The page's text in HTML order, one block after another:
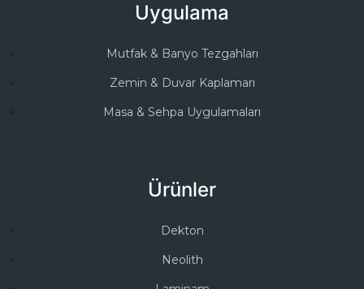
Uygulama
Mutfak & Banyo Tezgahları
Zemin & Duvar Kaplamarı
Masa & Sehpa Uygulamaları
Ürünler
Dekton
Neolith